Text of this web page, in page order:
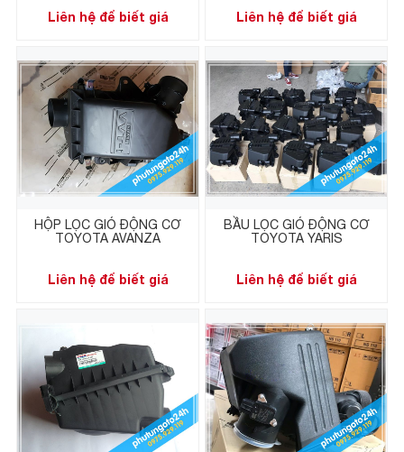
Liên hệ để biết giá Liên hệ để biết giá
HỘP LỌC GIÓ ĐỘNG CƠ
TOYOTA AVANZA
Liên hệ để biết giá
BẦU LỌC GIÓ ĐỘNG CƠ
TOYOTA YARIS
Liên hệ để biết giá